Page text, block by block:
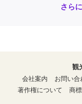
観
会社案内
お問い合
著作権について
商